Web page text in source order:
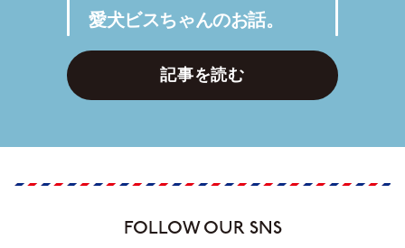
愛犬ビスちゃんのお話。
記事を読む
FOLLOW OUR SNS